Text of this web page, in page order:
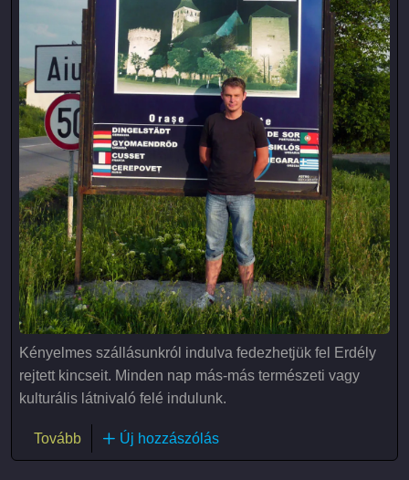
Kényelmes szállásunkról indulva fedezhetjük fel Erdély
rejtett kincseit. Minden nap más-más természeti vagy
kulturális látnivaló felé indulunk.
Tovább(Romániai hétvége Torockón)
Új hozzászólás